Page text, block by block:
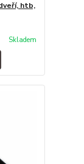
htb,
Skladem